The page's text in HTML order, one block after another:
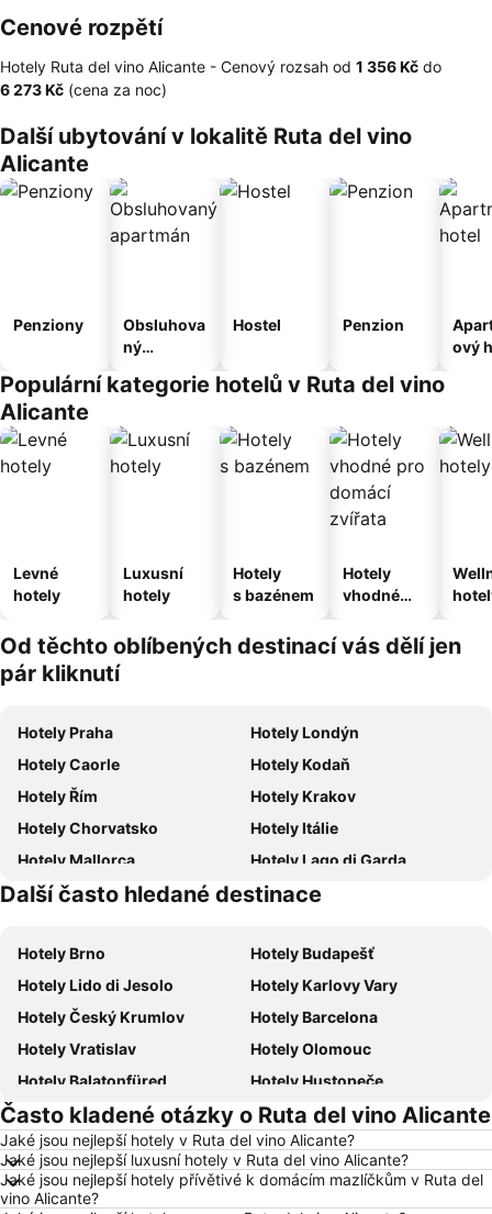
Cenové rozpětí
Hotely Ruta del vino Alicante - Cenový rozsah od ‎1 356 Kč do
‎6 273 Kč (cena za noc)
Další ubytování v lokalitě Ruta del vino
Alicante
Penziony
Obsluhova
ný
Hostel Penzion
ový
Populární kategorie hotelů v Ruta del vino
Alicante
Levné
hotely
Luxusní
hotely
Hotely
s bazénem
Hotely
vhodné
domácí
zvířata
Od těchto oblíbených destinací vás dělí jen
pár kliknutí
Hotely Praha
Hotely Londýn
Hotely Caorle
Hotely Kodaň
Hotely Řím
Hotely Krakov
Hotely Chorvatsko
Hotely Itálie
Hotely Mallorca
Hotely Lago di Garda
Hotely Česká republika
Hotely Istrie
Další často hledané destinace
Hotely Brno
Hotely Budapešť
Hotely Lido di Jesolo
Hotely Karlovy Vary
Hotely Český Krumlov
Hotely Barcelona
Hotely Vratislav
Hotely Olomouc
Hotely Balatonfüred
Hotely Hustopeče
Hotely Vídeň
Hotely Hurghada
Hotely Bratislava
Hotely Kolobrzeg
Hotely Třeboň
Hotely Málaga
Hotely Amsterdam
Hotely Ostrava
Často kladené otázky o Ruta del vino Alicante
Jaké jsou nejlepší hotely v Ruta del vino Alicante?
Jaké jsou nejlepší luxusní hotely v Ruta del vino Alicante?
Jaké jsou nejlepší hotely přívětivé k domácím mazlíčkům v Ruta del
vino Alicante?